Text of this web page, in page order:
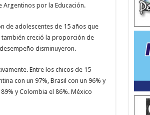
Argentinos por la Educación.
de adolescentes de 15 años que
también creció la proporción de
disminuyeron.
Entre los chicos de 15
con un 97%, Brasil con un 96% y
y Colombia el 86%. México